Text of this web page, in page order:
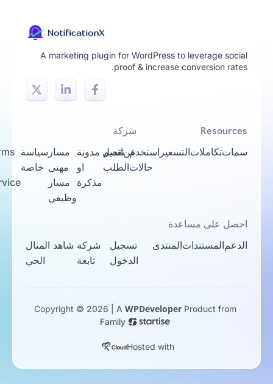
A marketing plugin for WordPress to leverage social
proof & increase conversion rates.
Resources
سماتتكاملاتالتسعيراستخدم
حالات
تقديم
الطلب
شركة
عناتصل مدونة
مذكرة
مسار
مهني
مسار
وظيفي
سياسة
خاصة
Terms
Service
احصل على مساعدة
الدعمالمستنداتالمنتدى
تسجيل
الدخول
شركة
تابعة
شاهد المثال
الحي
Copyright © 2026 | AWPDeveloperProduct from
Family
Hosted with